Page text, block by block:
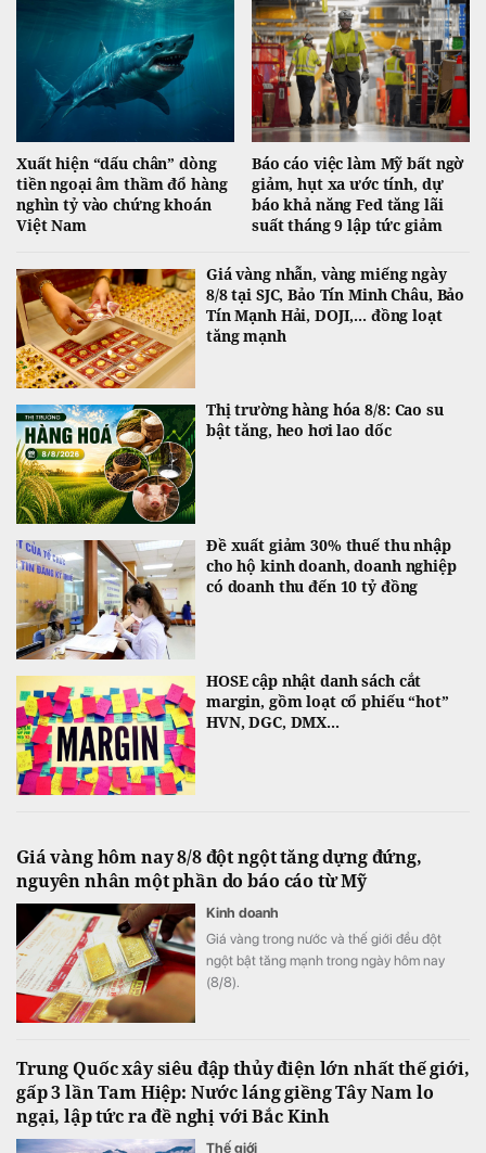
Xuất hiện “dấu chân” dòng
tiền ngoại âm thầm đổ hàng
nghìn tỷ vào chứng khoán
Việt Nam
Báo cáo việc làm Mỹ bất ngờ
giảm, hụt xa ước tính, dự
báo khả năng Fed tăng lãi
suất tháng 9 lập tức giảm
Giá vàng nhẫn, vàng miếng ngày
8/8 tại SJC, Bảo Tín Minh Châu, Bảo
Tín Mạnh Hải, DOJI,... đồng loạt
tăng mạnh
Thị trường hàng hóa 8/8: Cao su
bật tăng, heo hơi lao dốc
Đề xuất giảm 30% thuế thu nhập
cho hộ kinh doanh, doanh nghiệp
có doanh thu đến 10 tỷ đồng
HOSE cập nhật danh sách cắt
margin, gồm loạt cổ phiếu “hot”
HVN, DGC, DMX...
Giá vàng hôm nay 8/8 đột ngột tăng dựng đứng,
nguyên nhân một phần do báo cáo từ Mỹ
Kinh doanh
Giá vàng trong nước và thế giới đều đột
ngột bật tăng mạnh trong ngày hôm nay
(8/8).
Trung Quốc xây siêu đập thủy điện lớn nhất thế giới,
gấp 3 lần Tam Hiệp: Nước láng giềng Tây Nam lo
ngại, lập tức ra đề nghị với Bắc Kinh
Thế giới